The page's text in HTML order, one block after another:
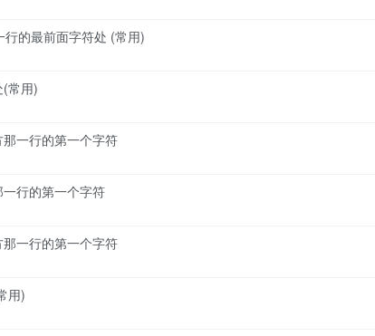
的最前面字符处 (常用)
常用)
一行的第一个字符
行的第一个字符
一行的第一个字符
用)